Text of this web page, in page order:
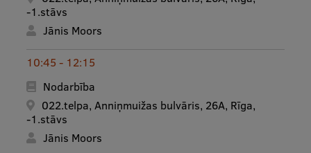
-1.stāvs
Jānis Moors
10:45 - 12:15
Nodarbība
022.telpa, Anniņmuižas bulvāris, 26A, Rīga,
-1.stāvs
Jānis Moors